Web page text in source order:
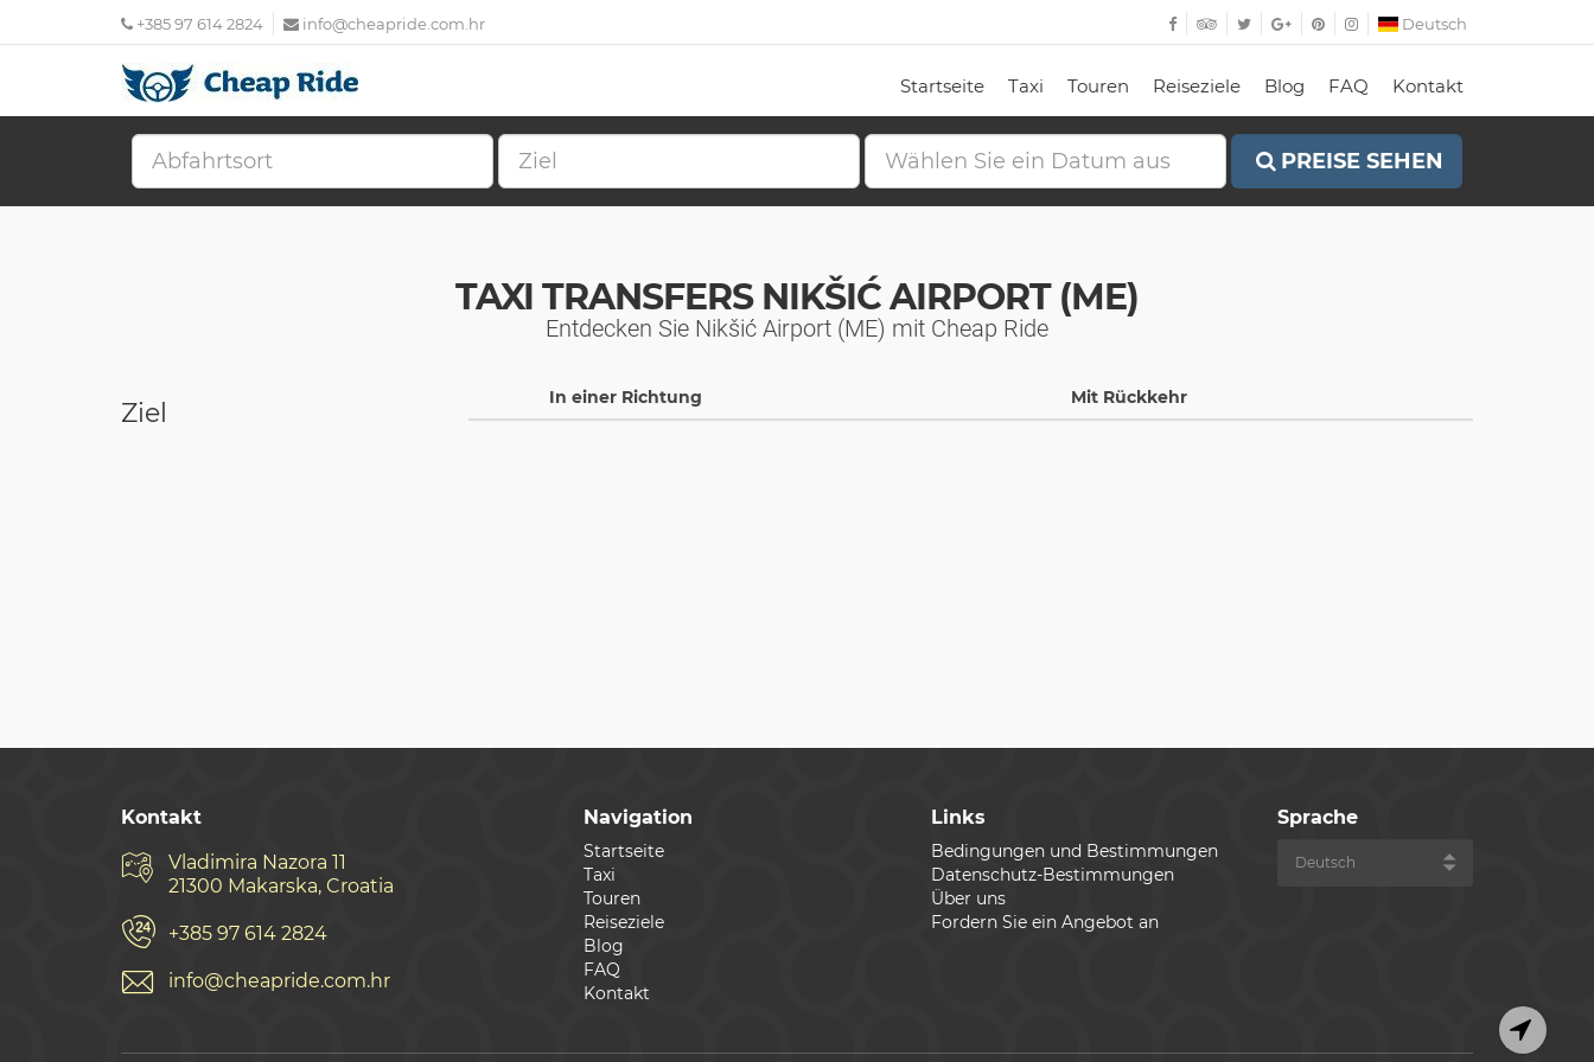
+385 97 614 2824 info@cheapride.com.hr Deutsch
Startseite Taxi Touren Reiseziele Blog FAQ Kontakt
PREISE SEHEN
TAXI TRANSFERS NIKŠIĆ AIRPORT (ME)
Entdecken Sie Nikšić Airport (ME) mit Cheap Ride
Ziel In einer Richtung Mit Rückkehr
Kontakt
Vladimira Nazora 11
21300 Makarska, Croatia
+385 97 614 2824
info@cheapride.com.hr
Navigation
Startseite
Taxi
Touren
Reiseziele
Blog
FAQ
Kontakt
Links
Bedingungen und Bestimmungen
Datenschutz-Bestimmungen
Über uns
Fordern Sie ein Angebot an
Sprache